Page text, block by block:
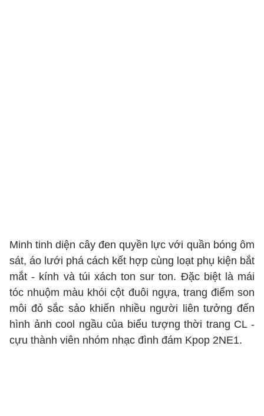
Minh tinh diện cây đen quyền lực với quần bóng ôm
sát, áo lưới phá cách kết hợp cùng loạt phụ kiện bắt
mắt - kính và túi xách ton sur ton. Đặc biệt là mái
tóc nhuộm màu khói cột đuôi ngựa, trang điểm son
môi đỏ sắc sảo khiến nhiều người liên tưởng đến
hình ảnh cool ngầu của biểu tượng thời trang CL -
cựu thành viên nhóm nhạc đình đám Kpop 2NE1.